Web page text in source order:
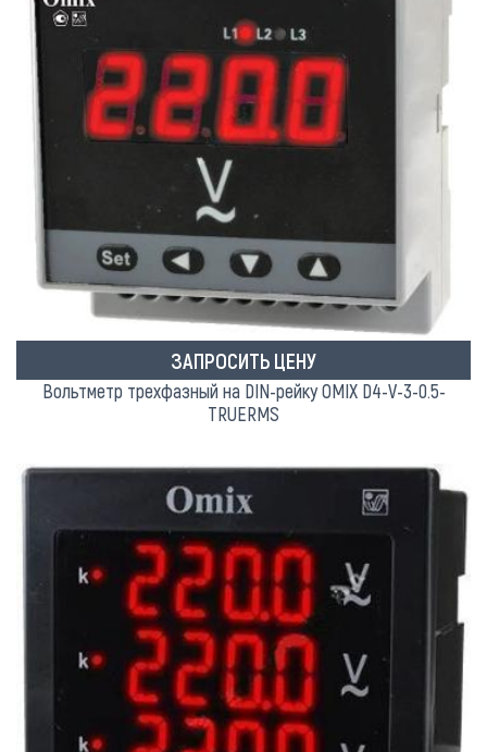
ЗАПРОСИТЬ ЦЕНУ
Вольтметр трехфазный на DIN-рейку OMIX D4-V-3-0.5-
TRUERMS